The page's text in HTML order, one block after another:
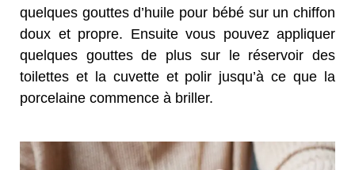
quelques gouttes d’huile pour bébé sur un chiffon
doux et propre. Ensuite vous pouvez appliquer
quelques gouttes de plus sur le réservoir des
toilettes et la cuvette et polir jusqu’à ce que la
porcelaine commence à briller.